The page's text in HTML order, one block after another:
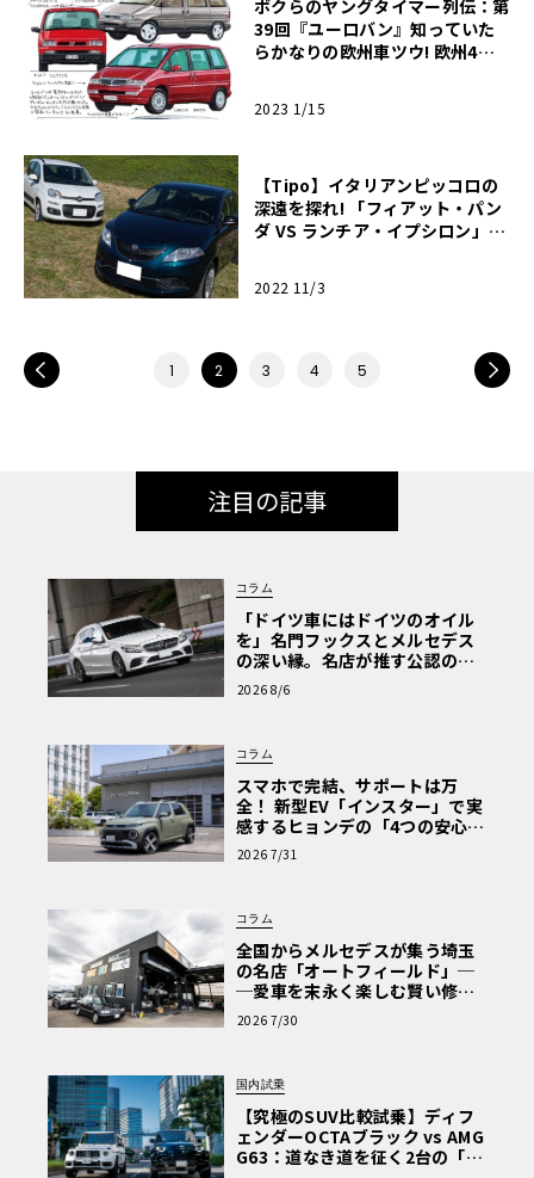
ボクらのヤングタイマー列伝：第
39回『ユーロバン』知っていた
らかなりの欧州車ツウ! 欧州4社
2023 1/15
【Tipo】イタリアンピッコロの
深遠を探れ! 「フィアット・パン
ダ VS ランチア・イプシロン」同
2022 11/3
1 2 3 4 5
注目の記事
コラム
「ドイツ車にはドイツのオイル
を」名門フックスとメルセデス
の深い縁。名店が推す公認の安
心と、Cクラスで味わうシルキー
な走り〈PR〉
2026 8/6
コラム
スマホで完結、サポートは万
全！ 新型EV「インスター」で実
感するヒョンデの「4つの安心」
【第1回・ヒョンデ6つの疑問：
Why? Hyundai?】〈PR〉
2026 7/31
コラム
全国からメルセデスが集う埼玉
の名店「オートフィールド」─
─愛車を末永く楽しむ賢い修理
術と、プロがフックス製オイル
を選ぶ理由〈PR〉
2026 7/30
国内試乗
【究極のSUV比較試乗】ディフ
ェンダーOCTAブラック vs AMG
G63：道なき道を征く2台の「対